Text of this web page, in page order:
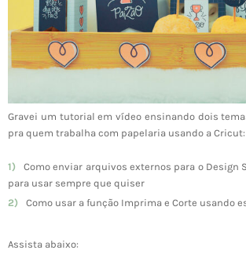
Gravei um tutorial em vídeo ensinando dois
pra quem trabalha com papelaria usando a Cricut:
Como enviar arquivos externos para o Design
para usar sempre que quiser
Como usar a função Imprima e Corte usando
Assista abaixo: